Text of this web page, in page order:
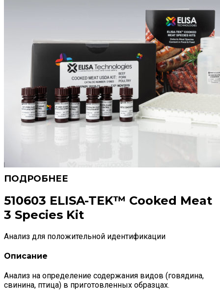
510603 ELISA-TEK™ Cooked Meat
3 Species Kit
Анализ для положительной идентификации
Описание
Анализ на определение содержания видов (говядина,
свинина, птица) в приготовленных образцах.